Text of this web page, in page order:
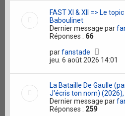
FAST XI & XII => Le
Baboulinet
Dernier message par
Réponses : 66
parfanstade
jeu. 6 août 2026 14:01
La Bataille De Gaulle
J'écris ton nom)
Dernier message par
Réponses : 259